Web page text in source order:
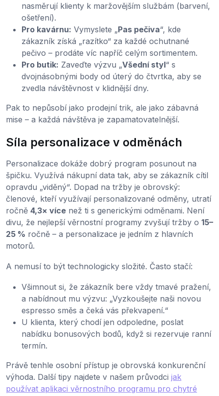
nasměrují klienty k maržovějším službám (barvení,
ošetření).
Pro kavárnu: Vymyslete „Pas pečiva“, kde
zákazník získá „razítko“ za každé ochutnané
pečivo – prodáte víc napříč celým sortimentem.
Pro butik: Zaveďte výzvu „Všední styl“ s
dvojnásobnými body od úterý do čtvrtka, aby se
zvedla návštěvnost v klidnější dny.
Pak to nepůsobí jako prodejní trik, ale jako zábavná
mise – a každá návštěva je zapamatovatelnější.
Síla personalizace v odměnách
Personalizace dokáže dobrý program posunout na
špičku. Využívá nákupní data tak, aby se zákazník cítil
opravdu „viděný“. Dopad na tržby je obrovský:
členové, kteří využívají personalizované odměny, utratí
ročně 4,3× více než ti s generickými odměnami. Není
divu, že nejlepší věrnostní programy zvyšují tržby o 15–
25 % ročně – a personalizace je jedním z hlavních
motorů.
A nemusí to být technologicky složité. Často stačí:
Všimnout si, že zákazník bere vždy tmavé pražení,
a nabídnout mu výzvu: „Vyzkoušejte naši novou
espresso směs a čeká vás překvapení.“
U klienta, který chodí jen odpoledne, poslat
nabídku bonusových bodů, když si rezervuje ranní
termín.
Právě tenhle osobní přístup je obrovská konkurenční
výhoda. Další tipy najdete v našem průvodci jak
používat aplikaci věrnostního programu pro chytré